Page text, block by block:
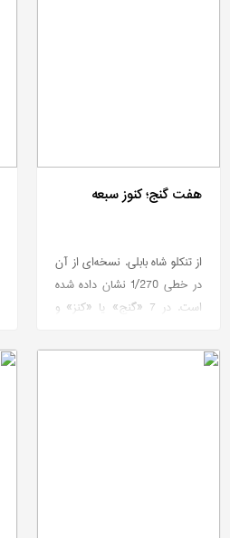
هفت گنج؛ کنوز سبعه
از تنکلو شاه بابلی. نسخه‌ای از آن
در خطی 1/270 نشان داده شده
است. در 7 «گنج» یا «کنز» و